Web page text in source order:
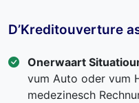
D’Kreditouverture
Onerwaart
vum Auto oder vum
medezinesch